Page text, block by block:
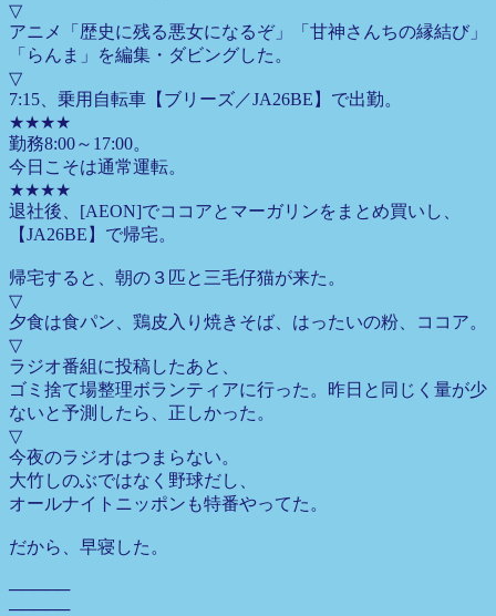
▽
アニメ「歴史に残る悪女になるぞ」「甘神さんちの縁結び」
「らんま」を編集・ダビングした。
▽
7:15、乗用自転車【ブリーズ／JA26BE】で出勤。
★★★★
勤務8:00～17:00。
今日こそは通常運転。
★★★★
退社後、[AEON]でココアとマーガリンをまとめ買いし、
【JA26BE】で帰宅。
帰宅すると、朝の３匹と三毛仔猫が来た。
▽
夕食は食パン、鶏皮入り焼きそば、はったいの粉、ココア。
▽
ラジオ番組に投稿したあと、
ゴミ捨て場整理ボランティアに行った。昨日と同じく量が少
ないと予測したら、正しかった。
▽
今夜のラジオはつまらない。
大竹しのぶではなく野球だし、
オールナイトニッポンも特番やってた。
だから、早寝した。
─────
─────